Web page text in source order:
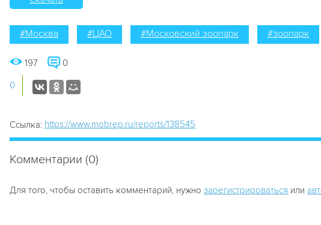
#Москва #ЦАО #Московский зоопарк #зоопарк
197 0
0
Ссылка: https://www.mobrep.ru/reports/138545
Комментарии (0)
Для того, чтобы оставить комментарий, нужно зарегистрироваться или